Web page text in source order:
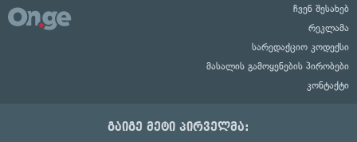
ჩვენ შესახებ
რეკლამა
სარედაქციო კოდექსი
მასალის გამოყენების პირობები
კონტაქტი
გაიგე მეტი პირველმა: